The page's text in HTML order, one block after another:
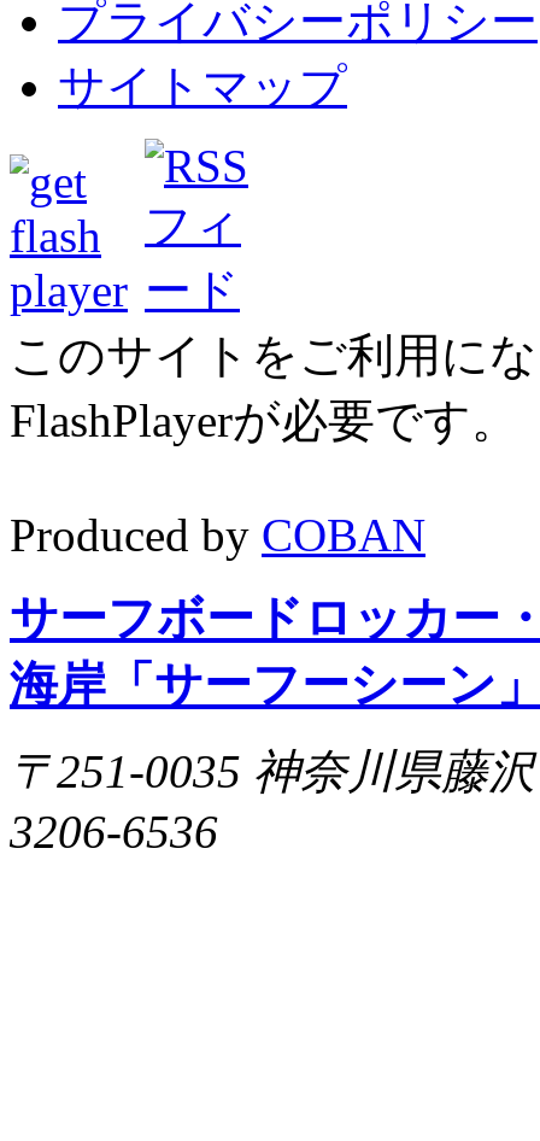
プライバシーポリシー
サイトマップ
このサイトをご利用に
FlashPlayerが必要です
Produced by COBAN
サーフボードロッカー
海岸「サーフーシーン
〒251-0035 神奈川県藤
3206-6536